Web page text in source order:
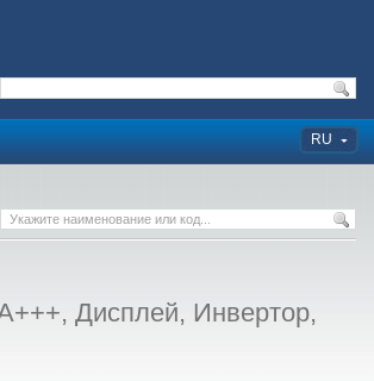
RU
Дисплей, Инвертор,